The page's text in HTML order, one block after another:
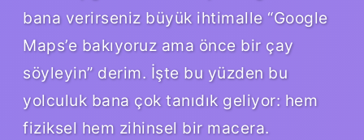
bana verirseniz büyük ihtimalle “Google
Maps’e bakıyoruz ama önce bir çay
söyleyin” derim. İşte bu yüzden bu
yolculuk bana çok tanıdık geliyor: hem
fiziksel hem zihinsel bir macera.